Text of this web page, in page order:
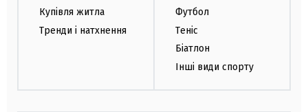
Купівля житла
Тренди і натхнення
Футбол
Теніс
Біатлон
Інші види спорту